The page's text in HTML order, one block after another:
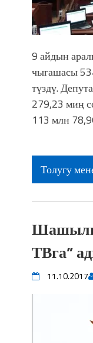
9 айдын
чыгашасы
түздү.
279,23 миң
113 млн
Толугу
ТВга”
11.10.2017